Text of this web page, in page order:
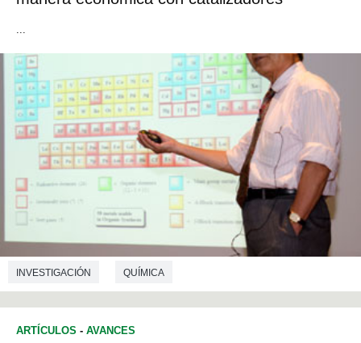
...
INVESTIGACIÓN QUÍMICA
ARTÍCULOS - AVANCES